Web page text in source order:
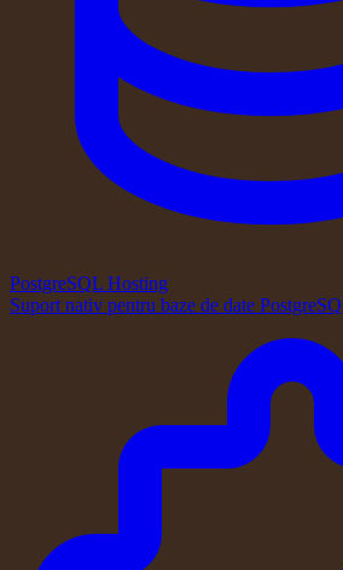
PostgreSQL Hosting
Suport nativ pentru baze de date